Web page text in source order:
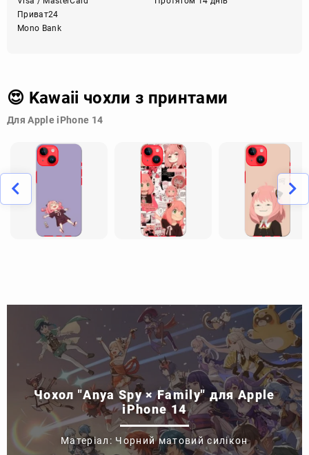
Приват24
Mono Bank
😍 Kawaii чохли з принтами
Для Apple iPhone 14
Чохол "Anya Spy × Family" для Apple
iPhone 14
Матеріал: Чорний матовий силікон